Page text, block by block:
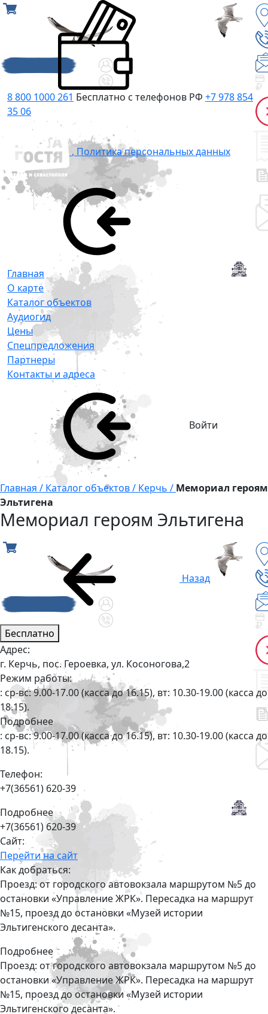
8 800 1000 261 Бесплатно с телефонов РФ +7 978 854
35 06
, Политика персональных данных
Главная
О карте
Каталог объектов
Аудиогид
Цены
Спецпредложения
Партнеры
Контакты и адреса
Войти
Главная / Каталог объектов / Керчь / Мемориал героям
Эльтигена
Мемориал героям Эльтигена
Назад
Бесплатно
Адрес:
г. Керчь, пос. Героевка, ул. Косоногова,2
Режим работы:
: ср-вс: 9.00-17.00 (касса до 16.15), вт: 10.30-19.00 (касса до
18.15).
Подробнее
: ср-вс: 9.00-17.00 (касса до 16.15), вт: 10.30-19.00 (касса до
18.15).
Телефон:
+7(36561) 620-39
Подробнее
+7(36561) 620-39
Сайт:
Перейти на сайт
Как добраться:
Проезд: от городского автовокзала маршрутом №5 до
остановки «Управление ЖРК». Пересадка на маршрут
№15, проезд до остановки «Музей истории
Эльтигенского десанта».
Подробнее
Проезд: от городского автовокзала маршрутом №5 до
остановки «Управление ЖРК». Пересадка на маршрут
№15, проезд до остановки «Музей истории
Эльтигенского десанта».